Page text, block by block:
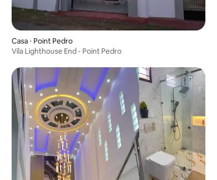
Casa ⋅ Point Pedro
Vila Lighthouse End - Point Pedro